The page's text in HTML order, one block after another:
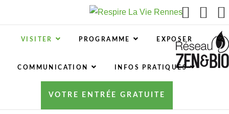
Respire La Vie Rennes
RESPIRE LA VIE RENNES : VOTRE SALON ÉCOLO,
VISITER PROGRAMME EXPOSER
COMMUNICATION INFOS PRATIQUES
VOTRE ENTRÉE GRATUITE